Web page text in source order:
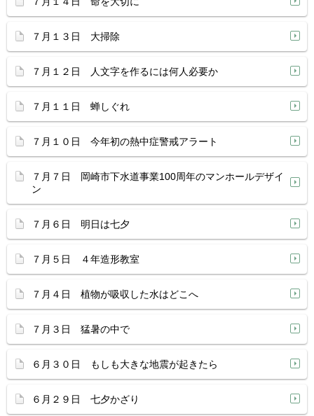
７月１３日 大掃除
７月１２日 人文字を作るには何人必要か
７月１１日 蝉しぐれ
７月１０日 今年初の熱中症警戒アラート
７月７日 岡崎市下水道事業100周年のマンホールデザイ
ン
７月６日 明日は七夕
７月５日 ４年造形教室
７月４日 植物が吸収した水はどこへ
７月３日 猛暑の中で
６月３０日 もしも大きな地震が起きたら
６月２９日 七夕かざり